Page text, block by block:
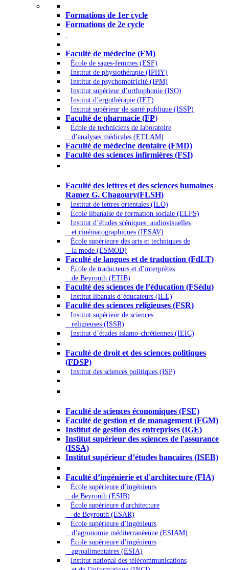
Formations de 1er cycle
Formations de 2e cycle
Faculté de médecine (FM)
École de sages-femmes (ESF)
Institut de physiothérapie (IPHY)
Institut de psychomotricité (IPM)
Institut supérieur d’orthophonie (ISO)
Institut d’ergothérapie (IET)
Institut supérieur de santé publique (ISSP)
Faculté de pharmacie (FP)
École de techniciens de laboratoire
d’analyses médicales (ETLAM)
Faculté de médecine dentaire (FMD)
Faculté des sciences infirmières (FSI)
Faculté des lettres et des sciences humaines
Ramez G. Chagoury(FLSH)
Institut de lettres orientales (ILO)
École libanaise de formation sociale (ELFS)
Institut d’études scéniques, audiovisuelles
et cinématographiques (IESAV)
École supérieure des arts et techniques de
la mode (ESMOD)
Faculté de langues et de traduction (FdLT)
École de traducteurs et d’interprètes
de Beyrouth (ETIB)
Faculté des sciences de l’éducation (FSédu)
Institut libanais d’éducateurs (ILE)
Faculté des sciences religieuses (FSR)
Institut supérieur de sciences
religieuses (ISSR)
Institut d’études islamo-chrétiennes (IEIC)
Faculté de droit et des sciences politiques
(FDSP)
Institut des sciences politiques (ISP)
Faculté de sciences économiques (FSE)
Faculté de gestion et de management (FGM)
Institut de gestion des entreprises (IGE)
Institut supérieur des sciences de l'assurance
(ISSA)
Institut supérieur d’études bancaires (ISEB)
Faculté d’ingénierie et d'architecture (FIA)
École supérieure d’ingénieurs
de Beyrouth (ESIB)
École supérieure d'architecture
de Beyrouth (ESAR)
École supérieure d’ingénieurs
d’agronomie méditerranéenne (ESIAM)
École supérieure d’ingénieurs
agroalimentaires (ESIA)
Institut national des télécommunications